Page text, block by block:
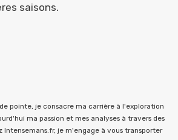
saisons.
pointe, je consacre ma carrière à l'exploration
ma passion et mes analyses à travers des
je m'engage à vous transporter